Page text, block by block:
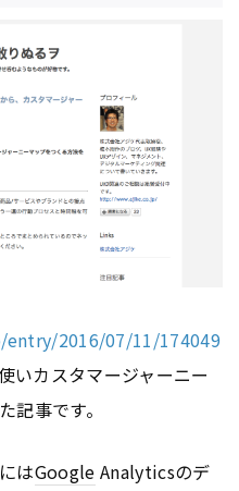
2016/07/11/174049
いカスタマージャーニー
記事です。
はGoogle Analyticsのデ